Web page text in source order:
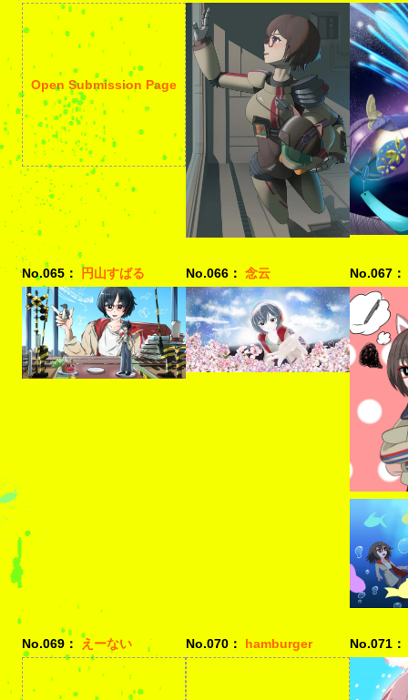
Open Submission Page
No.065： 円山すばる No.066： 念云 No.067：
No.069： えーない No.070： hamburger No.071：